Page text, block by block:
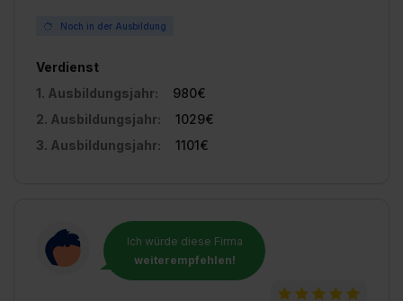
Noch in der Ausbildung
Verdienst
1. Ausbildungsjahr:
980€
2. Ausbildungsjahr:
1029€
3. Ausbildungsjahr:
1101€
Ich würde diese Firma
weiterempfehlen!